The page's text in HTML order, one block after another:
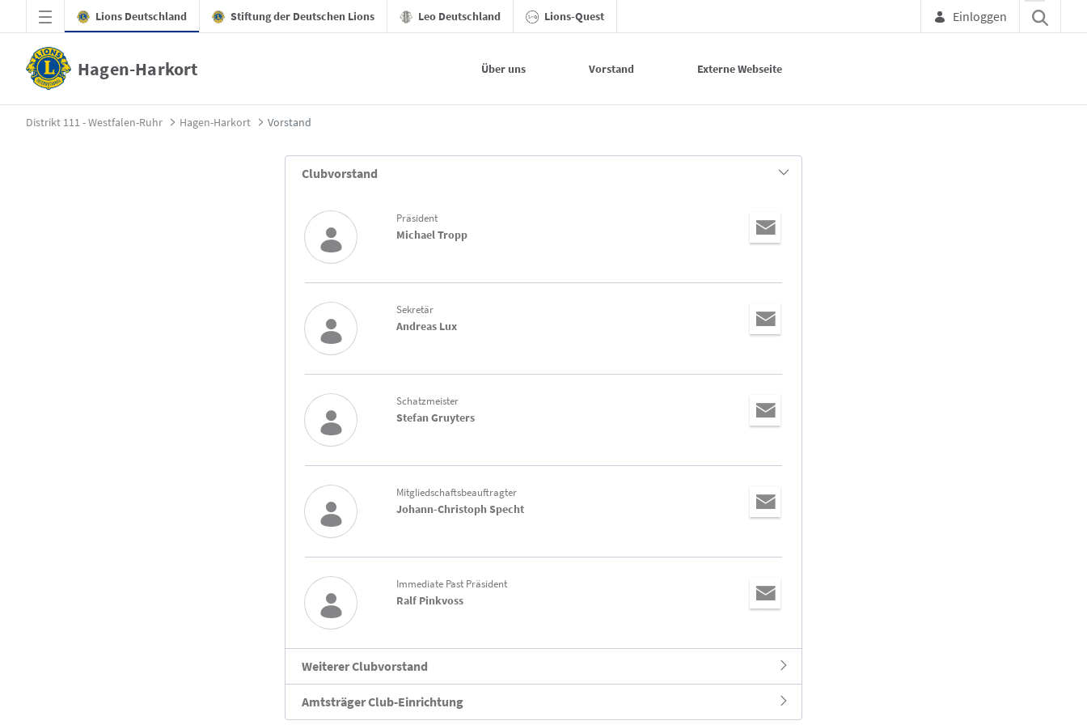
Zum Hauptinhalt springen
Lions Deutschland Stiftung der Deutschen Lions Leo Deutschland Lions-Quest Einloggen
Hagen-Harkort Über uns Vorstand Externe Webseite
Vorstand - Hagen-Harkort
Distrikt 111 - Westfalen-Ruhr Hagen-Harkort Vorstand
Clubvorstand
Präsident
Michael Tropp
Sekretär
Andreas Lux
Schatzmeister
Stefan Gruyters
Mitgliedschaftsbeauftragter
Johann-Christoph Specht
Immediate Past Präsident
Ralf Pinkvoss
Weiterer Clubvorstand
Amtsträger Club-Einrichtung